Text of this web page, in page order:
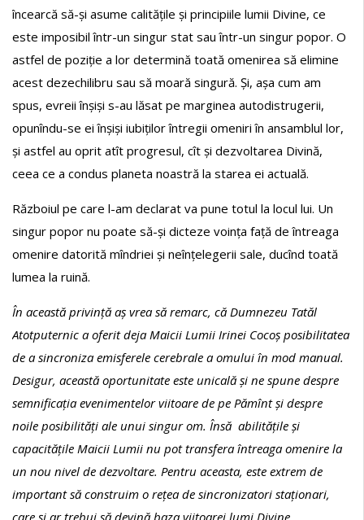
încearcă să-și asume calitățile și principiile lumii Divine, ce
este imposibil într-un singur stat sau într-un singur popor. O
astfel de poziție a lor determină toată omenirea să elimine
acest dezechilibru sau să moară singură. Și, așa cum am
spus, evreii înșiși s-au lăsat pe marginea autodistrugerii,
opunîndu-se ei înșiși iubiților întregii omeniri în ansamblul lor,
și astfel au oprit atît progresul, cît și dezvoltarea Divină,
ceea ce a condus planeta noastră la starea ei actuală.
Războiul pe care l-am declarat va pune totul la locul lui. Un
singur popor nu poate să-și dicteze voința față de întreaga
omenire datorită mîndriei și neînțelegerii sale, ducînd toată
lumea la ruină.
În această privință aș vrea să remarc, că Dumnezeu Tatăl
Atotputernic a oferit deja Maicii Lumii Irinei Cocoș posibilitatea
de a sincroniza emisferele cerebrale a omului în mod manual.
Desigur, această oportunitate este unicală și ne spune despre
semnificația evenimentelor viitoare de pe Pămînt și despre
noile posibilități ale unui singur om. Însă abilitățile și
capacitățile Maicii Lumii nu pot transfera întreaga omenire la
un nou nivel de dezvoltare. Pentru aceasta, este extrem de
importantsă construim o rețea de sincronizatori staționari,
care și ar trebui să devină baza viitoarei lumi Divine